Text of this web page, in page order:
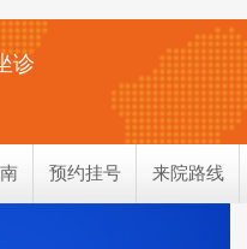
诊
预约挂号 来院路线